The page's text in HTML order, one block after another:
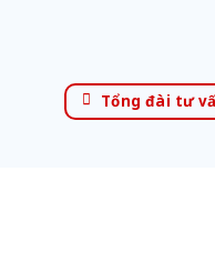
Tổng đài tư